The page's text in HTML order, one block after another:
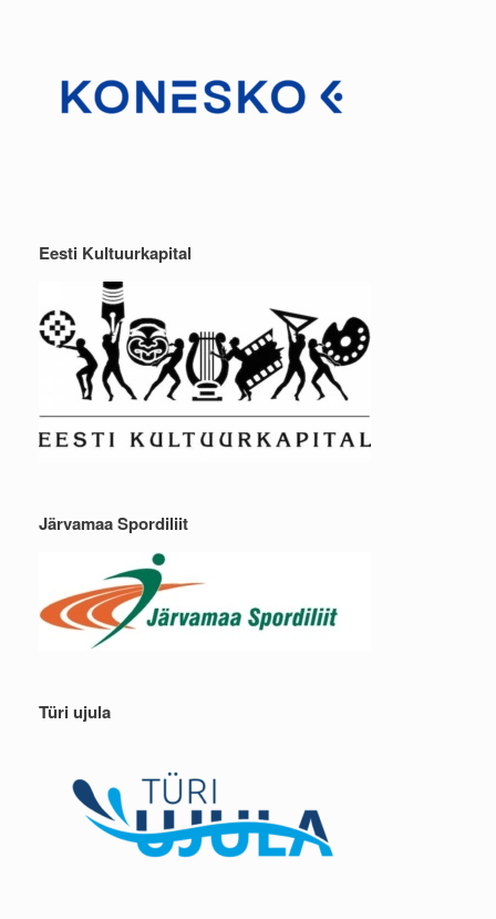
Eesti Kultuurkapital
Järvamaa Spordiliit
Türi ujula